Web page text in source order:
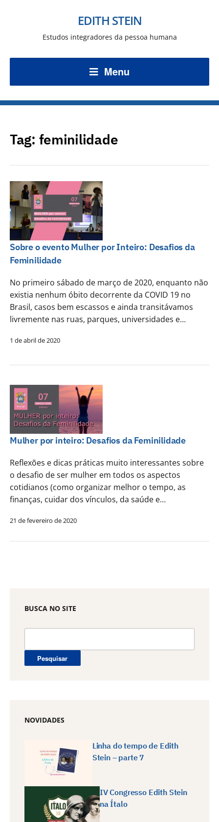
EDITH STEIN
Estudos integradores da pessoa humana
Menu
Tag: feminilidade
Sobre o evento Mulher por Inteiro: Desafios da
Feminilidade
No primeiro sábado de março de 2020, enquanto não
existia nenhum óbito decorrente da COVID 19 no
Brasil, casos bem escassos e ainda transitávamos
livremente nas ruas, parques, universidades e…
1 de abril de 2020
Mulher por inteiro: Desafios da Feminilidade
Reflexões e dicas práticas muito interessantes sobre
o desafio de ser mulher em todos os aspectos
cotidianos (como organizar melhor o tempo, as
finanças, cuidar dos vínculos, da saúde e…
21 de fevereiro de 2020
BUSCA NO SITE
NOVIDADES
Linha do tempo de Edith
Stein – parte 7
IV Congresso Edith Stein
na Ítalo